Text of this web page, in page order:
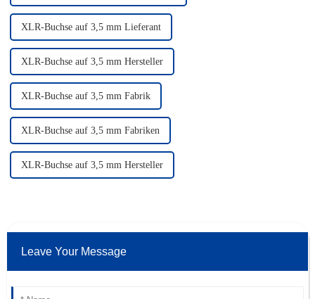
XLR-Buchse auf 3,5 mm Lieferant
XLR-Buchse auf 3,5 mm Hersteller
XLR-Buchse auf 3,5 mm Fabrik
XLR-Buchse auf 3,5 mm Fabriken
XLR-Buchse auf 3,5 mm Hersteller
Leave Your Message